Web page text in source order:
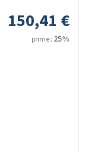
150,41 €
prime : 25%